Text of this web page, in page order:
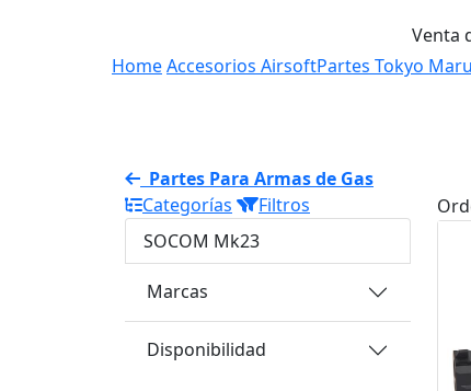
Venta
HomeAccesorios AirsoftPartes Tokyo
Partes Para Armas de Gas
Categorías
Filtros
SOCOM Mk23
Marcas
Disponibilidad